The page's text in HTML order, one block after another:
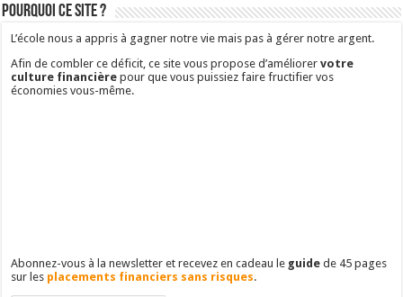
Pourquoi ce site ?
L’école nous a appris à gagner notre vie mais pas à gérer notre argent.
Afin de combler ce déficit, ce site vous propose d’améliorervotre
culture financière pour que vous puissiez faire fructifier vos
économies vous-même.
Abonnez-vous à la newsletter et recevez en cadeau le guide de 45 pages
sur les placements financiers sans risques.